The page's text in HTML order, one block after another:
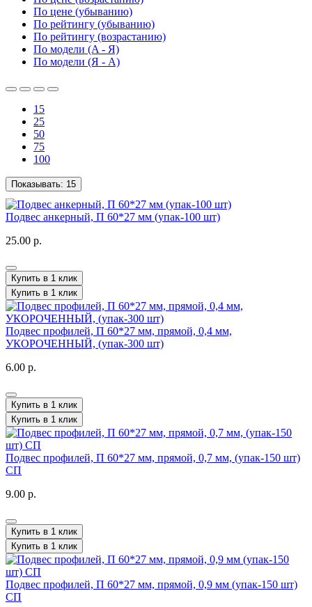
По цене (убыванию)
По рейтингу (убыванию)
По рейтингу (возрастанию)
По модели (A - Я)
По модели (Я - A)
15
25
50
75
100
Показывать: 15
Подвес анкерный, П 60*27 мм (упак-100 шт)
25.00 р.
Купить в 1 клик
Купить в 1 клик
Подвес профилей, П 60*27 мм, прямой, 0,4 мм,
УКОРОЧЕННЫЙ, (упак-300 шт)
6.00 р.
Купить в 1 клик
Купить в 1 клик
Подвес профилей, П 60*27 мм, прямой, 0,7 мм, (упак-150 шт)
СП
9.00 р.
Купить в 1 клик
Купить в 1 клик
Подвес профилей, П 60*27 мм, прямой, 0,9 мм (упак-150 шт)
СП